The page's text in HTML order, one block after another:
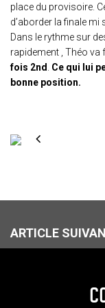
place du provisoire.
d’aborder la finale mi
Dans le rythme sur
rapidement , Théo va
fois 2nd
Ce qui lui
bonne position.
ARTICLE